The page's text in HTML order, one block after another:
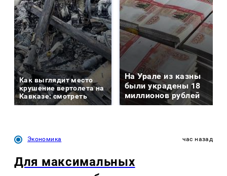
Как выглядит место
крушение вертолета на
Кавказе: смотреть
На Урале из казны
были украдены 18
миллионов рублей
Экономика час назад
Для максимальных